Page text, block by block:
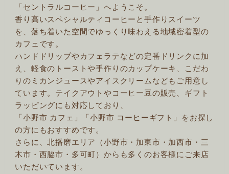
「セントラルコーヒー」へようこそ。
香り高いスペシャルティコーヒーと手作りスイーツ
を、落ち着いた空間でゆっくり味わえる地域密着型の
カフェです。
ハンドドリップやカフェラテなどの定番ドリンクに加
え、軽食のトーストや手作りのカップケーキ、こだわ
りのミカンジュースやアイスクリームなどもご用意し
ています。テイクアウトやコーヒー豆の販売、ギフト
ラッピングにも対応しており、
「小野市 カフェ」「小野市 コーヒーギフト」をお探し
の方にもおすすめです。
さらに、北播磨エリア（小野市・加東市・加西市・三
木市・西脇市・多可町）からも多くのお客様にご来店
いただいています。